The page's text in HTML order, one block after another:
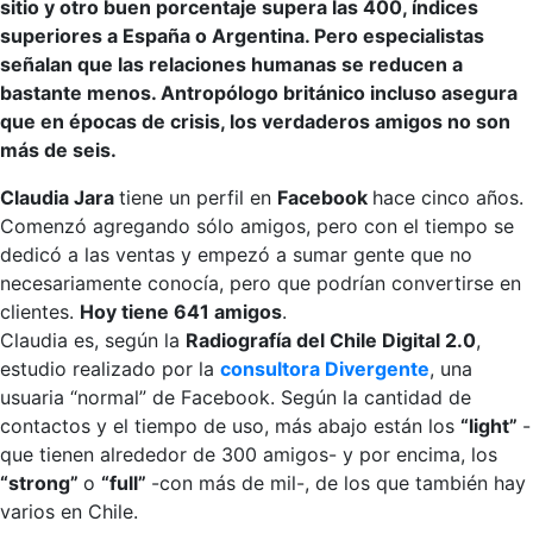
sitio y otro buen porcentaje supera las 400, índices
superiores a España o Argentina. Pero especialistas
señalan que las relaciones humanas se reducen a
bastante menos. Antropólogo británico incluso asegura
que en épocas de crisis, los verdaderos amigos no son
más de seis.
Claudia Jara tiene un perfil en Facebook hace cinco años.
Comenzó agregando sólo amigos, pero con el tiempo se
dedicó a las ventas y empezó a sumar gente que no
necesariamente conocía, pero que podrían convertirse en
clientes. Hoy tiene 641 amigos.
Claudia es, según la Radiografía del Chile Digital 2.0,
estudio realizado por la consultora Divergente, una
usuaria “normal” de Facebook. Según la cantidad de
contactos y el tiempo de uso, más abajo están los “light” -
que tienen alrededor de 300 amigos- y por encima, los
“strong” o “full” -con más de mil-, de los que también hay
varios en Chile.